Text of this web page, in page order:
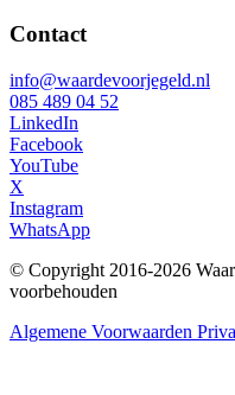
Contact
info@waardevoorjegeld.nl
085 489 04 52
LinkedIn
Facebook
YouTube
X
Instagram
WhatsApp
© Copyright 2016-2026
voorbehouden
Algemene Voorwaarden